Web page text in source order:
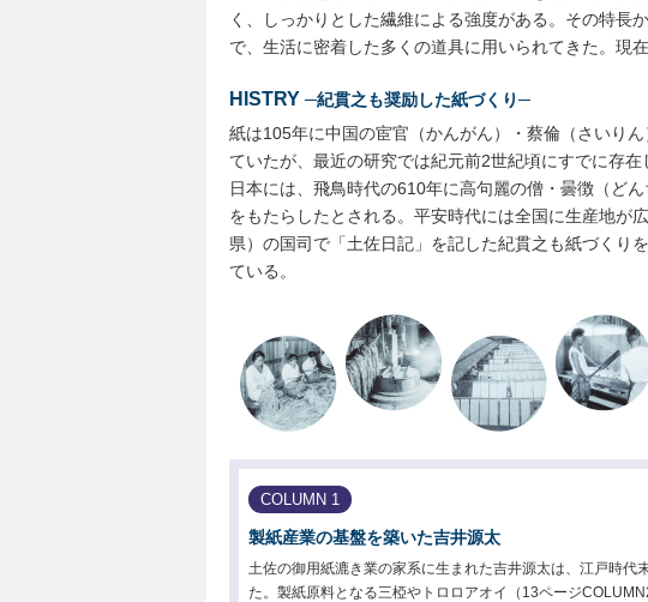
く、しっかりとした繊維による強度がある。その特長
で、生活に密着した多くの道具に用いられてきた。現
HISTRY ─紀貫之も奨励した紙づくり─
紙は105年に中国の宦官（かんがん）・蔡倫（さいり
ていたが、最近の研究では紀元前2世紀頃にすでに存在
日本には、飛鳥時代の610年に高句麗の僧・曇徴（ど
をもたらしたとされる。平安時代には全国に生産地が
県）の国司で「土佐日記」を記した紀貫之も紙づくり
ている。
COLUMN 1
製紙産業の基盤を築いた吉井源太
土佐の御用紙漉き業の家系に生まれた吉井源太は、江戸時
た。製紙原料となる三椏やトロロアオイ（13ページ